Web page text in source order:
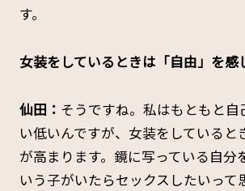
す。
――女装をしているときは「自由」を感
仙田： そうですね。私はもともと自
い低いんですが、女装をしていると
が高まります。鏡に写っている自分
いう子がいたらセックスしたいって